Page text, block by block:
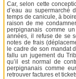
Car, selon cette
d’eau au supermarché
temps de canicule, à
raison de me
perpignanais comme
années, il refuse de se
notes de frais
le cadre de son mandat
fallu un jugement du
qu’il est normal de
perpignanais comme
retrouver factures et